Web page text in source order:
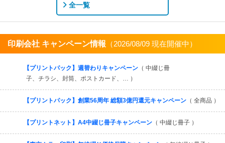
全一覧
印刷会社 キャンペーン情報 （2026/08/09 現在開催中）
【プリントパック】週替わりキャンペーン （ 中綴じ冊
子、チラシ、封筒、ポストカード、… ）
【プリントパック】創業56周年 総額3億円還元キャンペーン （ 全商品 ）
【プリントネット】A4中綴じ冊子キャンペーン （ 中綴じ冊子 ）